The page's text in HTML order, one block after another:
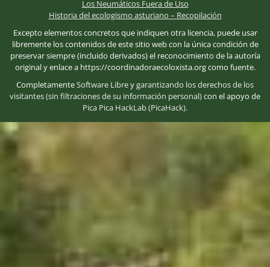
Los Neumáticos Fuera de Uso
Historia del ecologismo asturiano – Recopilación
Excepto elementos concretos que indiquen otra licencia, puede usar
libremente los contenidos de este sitio web con la única condición de
preservar siempre (incluido derivados) el reconocimiento de la autoría
original y enlace a https://coordinadoraecoloxista.org como fuente.
CompletamenteSoftware Libreygarantizando los derechos de los
visitantes (sin filtraciones de su información personal)con el apoyo de
Pica Pica HackLab (PicaHack).